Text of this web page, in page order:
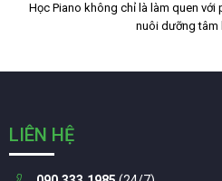
Học Piano không chỉ là làm quen với
nuôi dưỡng tâm
LIÊN HỆ